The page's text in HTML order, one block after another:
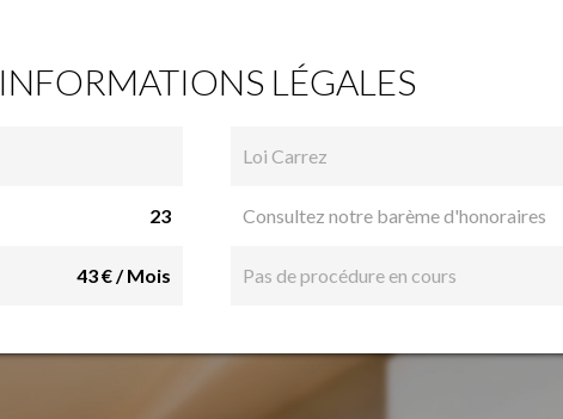
INFORMATIONS LÉGALES
23
43 € / Mois
Loi Carrez
Consultez notre barème d'honoraires
Pas de procédure en cours